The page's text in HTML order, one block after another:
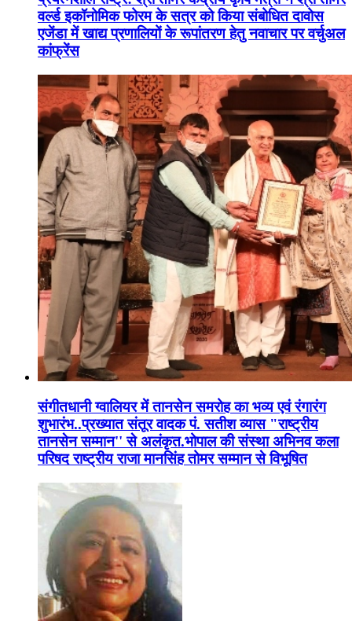
वर्ल्ड इकॉनोमिक फोरम के सत्र को किया संबोधित दावोस
एजेंडा में खाद्य प्रणालियों के रूपांतरण हेतु नवाचार पर वर्चुअल
कांफ्रेंस
संगीतधानी ग्वालियर में तानसेन समरोह का भव्य एवं रंगारंग
शुभारंभ..प्रख्यात संतूर वादक पं. सतीश व्यास "राष्ट्रीय
तानसेन सम्मान'' से अलंकृत.भोपाल की संस्था अभिनव कला
परिषद राष्ट्रीय राजा मानसिंह तोमर सम्मान से विभूषित